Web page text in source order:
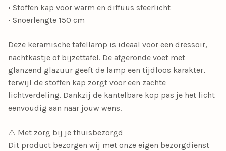
• Stoffen kap voor warm en diffuus sfeerlicht
• Snoerlengte 150 cm
Deze keramische tafellamp is ideaal voor een dressoir,
nachtkastje of bijzettafel. De afgeronde voet met
glanzend glazuur geeft de lamp een tijdloos karakter,
terwijl de stoffen kap zorgt voor een zachte
lichtverdeling. Dankzij de kantelbare kop pas je het licht
eenvoudig aan naar jouw wens.
⚠️ Met zorg bij je thuisbezorgd
Dit product bezorgen wij met onze eigen bezorgdienst